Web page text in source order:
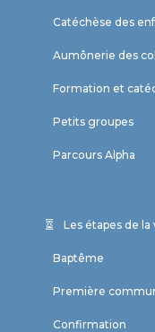
Catéchèse des
Aumônerie des
Formation et
Petits groupes
Parcours Alpha
Les étapes de la
Baptême
Première
Confirmation